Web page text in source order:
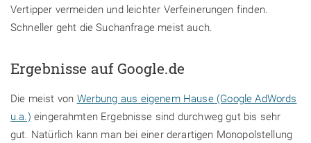
Vertipper vermeiden und leichter Verfeinerungen finden.
Schneller geht die Suchanfrage meist auch.
Ergebnisse auf Google.de
Die meist von Werbung aus eigenem Hause (Google AdWords
u.a.) eingerahmten Ergebnisse sind durchweg gut bis sehr
gut. Natürlich kann man bei einer derartigen Monopolstellung